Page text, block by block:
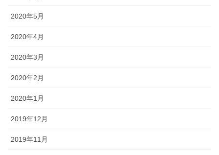
2020年5月
2020年4月
2020年3月
2020年2月
2020年1月
2019年12月
2019年11月